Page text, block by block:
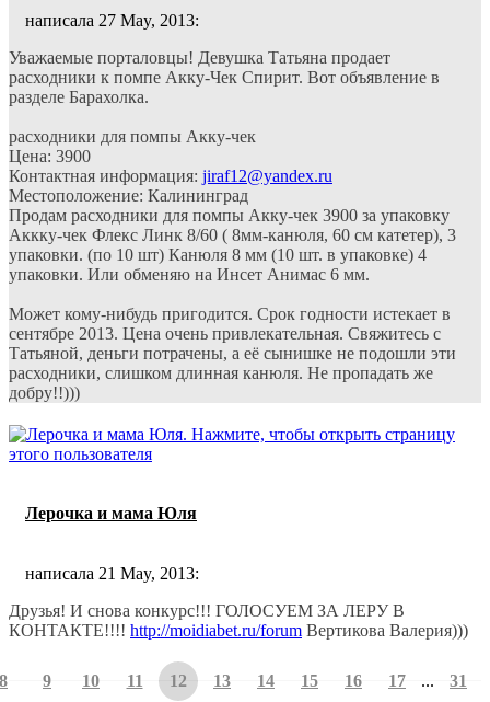
написала 27 May, 2013:
Уважаемые порталовцы! Девушка Татьяна продает
расходники к помпе Акку-Чек Спирит. Вот объявление в
разделе Барахолка.
расходники для помпы Акку-чек
Цена: 3900
Контактная информация: jiraf12@yandex.ru
Местоположение: Калининград
Продам расходники для помпы Акку-чек 3900 за упаковку
Аккку-чек Флекс Линк 8/60 ( 8мм-канюля, 60 см катетер), 3
упаковки. (по 10 шт) Канюля 8 мм (10 шт. в упаковке) 4
упаковки. Или обменяю на Инсет Анимас 6 мм.
Может кому-нибудь пригодится. Срок годности истекает в
сентябре 2013. Цена очень привлекательная. Свяжитесь с
Татьяной, деньги потрачены, а её сынишке не подошли эти
расходники, слишком длинная канюля. Не пропадать же
добру!!)))
Лерочка и мама Юля
написала 21 May, 2013:
Друзья! И снова конкурс!!! ГОЛОСУЕМ ЗА ЛЕРУ В
КОНТАКТЕ!!!! http://moidiabet.ru/forum Вертикова Валерия)))
8 9 10 11 12 13 14 15 16 17 ... 31